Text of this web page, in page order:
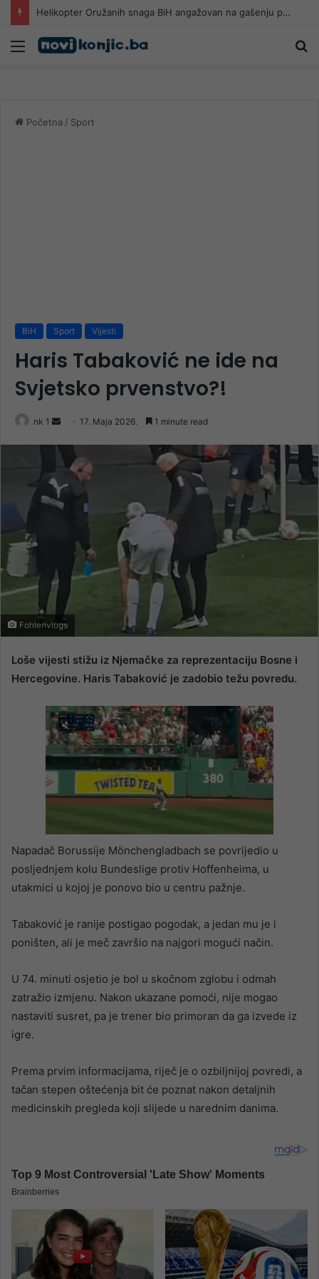
Helikopter Oružanih snaga BiH angažovan na gašenju požara u Konjicu
Meni
Početna / Sport
BiH Sport Vijesti
Haris Tabaković ne ide na
Svjetsko prvenstvo?!
nk 1
Send 17. Maja 2026. 1 minute read
Fohlenvlogs
Loše vijesti stižu iz Njemačke za reprezentaciju Bosne i
Hercegovine. Haris Tabaković je zadobio težu povredu.
Napadač Borussije Mönchengladbach se povrijedio u
posljednjem kolu Bundeslige protiv Hoffenheima, u
utakmici u kojoj je ponovo bio u centru pažnje.
Tabaković je ranije postigao pogodak, a jedan mu je i
poništen, ali je meč završio na najgori mogući način.
U 74. minuti osjetio je bol u skočnom zglobu i odmah
zatražio izmjenu. Nakon ukazane pomoći, nije mogao
nastaviti susret, pa je trener bio primoran da ga izvede iz
igre.
Prema prvim informacijama, riječ je o ozbiljnijoj povredi, a
tačan stepen oštećenja bit će poznat nakon detaljnih
medicinskih pregleda koji slijede u narednim danima.